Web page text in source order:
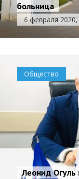
больница
6 февраля 2020,
Общество
Леонид Огуль